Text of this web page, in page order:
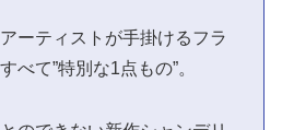
ーティストが手掛けるフラ
べて”特別な1点もの”。